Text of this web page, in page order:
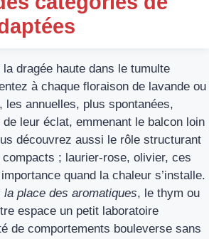
dragée haute dans le tumulte
à chaque floraison de lavande ou
les annuelles, plus spontanées,
leur éclat, emmenant le balcon loin
découvrez aussi le rôle structurant
; laurier-rose, olivier, ces
quand la chaleur s’installe.
la place des aromatiques, le thym ou
espace un petit laboratoire
de comportements bouleverse sans